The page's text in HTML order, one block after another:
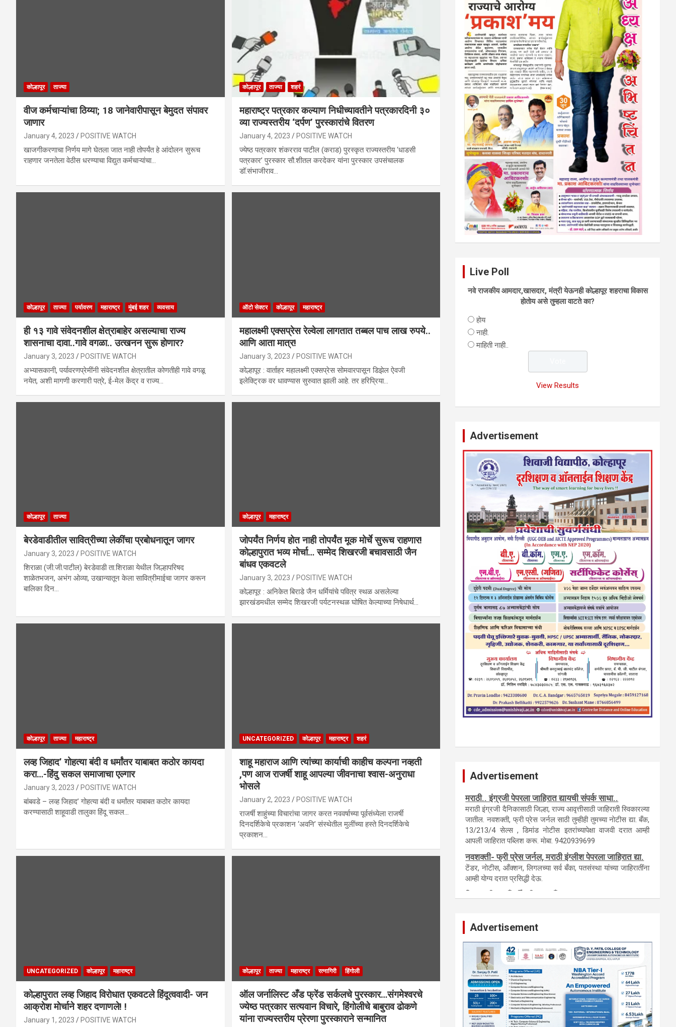
कोल्हापूर ताज्या
वीज कर्मचाऱ्यांचा ठिय्या; 18 जानेवारीपासून बेमुदत संपावर
जाणार
January 4, 2023 POSITIVE WATCH
खाजगीकरणाचा निर्णय मागे घेतला जात नाही तोपर्यंत हे आंदोलन सुरूच
राहणार जनतेला वेठीस धरण्याचा विद्युत कर्मचाऱ्यांचा…
कोल्हापूर ताज्या शहरं
महाराष्ट्र पत्रकार कल्याण निधीच्यावतीने पत्रकारदिनी ३०
व्या राज्यस्तरीय ‘दर्पण’ पुरस्कारांचे वितरण
January 4, 2023 POSITIVE WATCH
ज्येष्ठ पत्रकार शंकरराव पाटील (कराड) पुरस्कृत राज्यस्तरीय ‘धाडसी
पत्रकार’ पुरस्कार सौ.शीतल करदेकर यांना पुरस्कार उपसंचालक
डॉ.संभाजीराव…
कोल्हापूर ताज्या पर्यावरण महाराष्ट्र मुंबई शहर व्यवसाय
ही १३ गावे संवेदनशील क्षेत्राबाहेर असल्याचा राज्य
शासनाचा दावा..गावे वगळा.. उत्खनन सुरू हाेणार?
January 3, 2023 POSITIVE WATCH
अभ्यासकानी, पर्यावरणप्रेमींनी संवेदनशील क्षेत्रातील कोणतीही गावे वगळू
नयेत, अशी मागणी करणारी पत्रे, ई-मेल केंद्र व राज्य…
ऑटो सेक्टर कोल्हापूर महाराष्ट्र
महालक्ष्मी एक्सप्रेस रेल्वेला लागतात तब्बल पाच लाख रुपये..
आणि आता मात्र!
January 3, 2023 POSITIVE WATCH
कोल्हापूर : वार्ताहर महालक्ष्मी एक्सप्रेस सोमवारपासून डिझेल ऐवजी
इलेक्ट्रिक वर धावण्यास सुरुवात झाली आहे. तर हरिप्रिया…
कोल्हापूर ताज्या
बेरडेवाडीतील सावित्रीच्या लेकींचा प्रबोधनातून जागर
January 3, 2023 POSITIVE WATCH
शिराळा (जी.जी.पाटील) बेरडेवाडी ता.शिराळा येथील जिल्हापरिषद
शाळेतभजन, अभंग ओव्या, उखान्यातून केला सावित्रीमाईचा जागर करून
बालिका दिन…
कोल्हापूर महाराष्ट्र
जोपर्यंत निर्णय होत नाही तोपर्यंत मूक मोर्चे सुरूच राहणार!
काेल्हापुरात भव्य माेर्चा… सम्मेद शिखरजी बचावसाठी जैन
बांधव एकवटले
January 3, 2023 POSITIVE WATCH
कोल्हापूर : अनिकेत बिराडे जैन धर्मियांचे पवित्र स्थळ असलेल्या
झारखंडमधील सम्मेद शिखरजी पर्यटनस्थळ घोषित केल्याच्या निषेधार्थ…
कोल्हापूर ताज्या महाराष्ट्र
लव्ह जिहाद’ गोहत्या बंदी व धर्मांतर याबाबत कठोर कायदा
करा…-हिंदु सकल समाजाचा एल्गार
January 3, 2023 POSITIVE WATCH
बांबवडे – लव्ह जिहाद’ गोहत्या बंदी व धर्मांतर याबाबत कठोर कायदा
करण्यासाठी शाहूवाडी तालुका हिंदू सकल…
UNCATEGORIZED कोल्हापूर महाराष्ट्र शहरं
शाहू महाराज आणि त्यांच्या कार्याची काहीच कल्पना नव्हती
,पण आज राजर्षी शाहू आपल्या जीवनाचा श्वास-अनुराधा
भोसले
January 2, 2023 POSITIVE WATCH
राजर्षी शाहुंच्या विचारांचा जागर करत नववर्षाच्या पूर्वसंध्येला राजर्षी
दिनदर्शिकेचे प्रकाशन ‘अवनि’ संस्थेतील मुलींच्या हस्ते दिनदर्शिकेचे
प्रकाशन…
UNCATEGORIZED कोल्हापूर महाराष्ट्र
कोल्हापुरात लव्ह जिहाद विरोधात एकवटले हिंदूत्ववादी- जन
आक्राेश माेर्चाने शहर दणाणले! !
January 1, 2023 POSITIVE WATCH
कोल्हापूर ताज्या महाराष्ट्र रत्नागिरी हिंगोली
ऑल जर्नालिस्ट अँड फ्रेंड सर्कलचे पुरस्कार…संगमेश्वरचे
ज्येष्ठ पत्रकार सत्यवान विचारे, हिंगाेलीचे बाबुराव ढोकणे
यांना राज्यस्तरीय प्रेरणा पुरस्काराने सन्मानित
Live Poll
नवे राजकीय आमदार,खासदार, मंत्री येऊनही काेल्हापूर शहराचा विकास
हाेताेय असे तुम्हला वाटते का?
हाेय
नाही.
माहिती नाही..
View Results
Advertisement
Advertisement
कायदेशीर सल्ला या मार्गदर्शन पाहिजे. संपर्क साधा-
परिस्थितीनुसार तुम्ही जर आर्थिक, शैक्षणिक, सामाजिक समस्या, गुन्हेगारी,
शारीरीक त्रास, फसवणूक सारख्या प्रकरणात अडकला असाल, काेर्टाची
पायरी चढला असाल तर चिंता नकाे.. आम्ही मदत करू. मार्गदर्शन करू,
कायदेशीर सल्ला देऊ. - आजच संपर्क साधा- भारत
साेनुले-8888207374 या AD सतिश कुंभार -9860944728
मराठी.. इंग्रजी पेपरला जाहिरात द्यायची संपर्क साधा..
मराठी इंग्रजी दैनिकासाठी जिल्हा, राज्य आवृत्तीसाठी जाहिराती स्विकारल्या
जातील. नवशक्ती, फ्री प्रेस जर्नल साठी तुम्हीही तुमच्या नाेटीस द्या. बँक,
13/213/4 सेल्स , डिमांड नाेटीस इतरांच्यापेक्षा वाजवी दरात आम्ही
आपली जाहिरात पब्लिश करू. माेबा. 9420939699
नवशक्ती- फ्री प्रेस जर्नल, मराठी इंग्लीश पेपरला जाहिरात द्या.
बँकेच्या ताब्यात असणाऱ्या विविध प्राँपर्टी हव्या असल्यास आजच संपर्क
साधा.. सांगली, काेल्हापूर, सातारा, सांगली जिल्ह्यासह राज्यातील अनेक
विभागातील प्राँपर्टी , जागा, इमारत, शेत जमिन मिळतील. -
संपर्क-9420939699
पाेलीस मित्र.. शासन मित्र... समाज मित्र बना
पाँझिटीव्ह वाँच युथ असाेशिएनची संकल्पना-पाेलीस मित्र... शासन मित्र...
समाज मित्र चे सभासद बना.. संपर्क अनिकेत बिराडे-8262891115
Advertisement